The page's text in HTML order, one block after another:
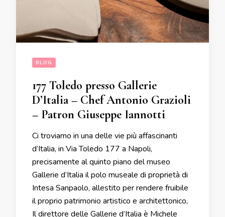
BLOG
177 Toledo presso Gallerie
D’Italia – Chef Antonio Grazioli
– Patron Giuseppe Iannotti
Ci troviamo in una delle vie più affascinanti
d’Italia, in Via Toledo 177 a Napoli,
precisamente al quinto piano del museo
Gallerie d’Italia il polo museale di proprietà di
Intesa Sanpaolo, allestito per rendere fruibile
il proprio patrimonio artistico e architettonico,
Il direttore delle Gallerie d’Italia è Michele